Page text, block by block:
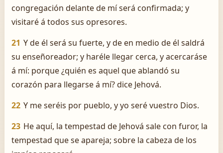
congregación delante de mí será confirmada; y
visitaré á todos sus opresores.
21 Y de él será su fuerte, y de en medio de él saldrá
su enseñoreador; y haréle llegar cerca, y acercaráse
á mí: porque ¿quién es aquel que ablandó su
corazón para llegarse á mí? dice Jehová.
22 Y me seréis por pueblo, y yo seré vuestro Dios.
23 He aquí, la tempestad de Jehová sale con furor, la
tempestad que se apareja; sobre la cabeza de los